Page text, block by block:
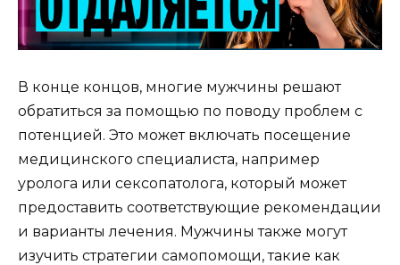
В конце концов, многие мужчины решают
обратиться за помощью по поводу проблем с
потенцией. Это может включать посещение
медицинского специалиста, например
уролога или сексопатолога, который может
предоставить соответствующие рекомендации
и варианты лечения. Мужчины также могут
изучить стратегии самопомощи, такие как